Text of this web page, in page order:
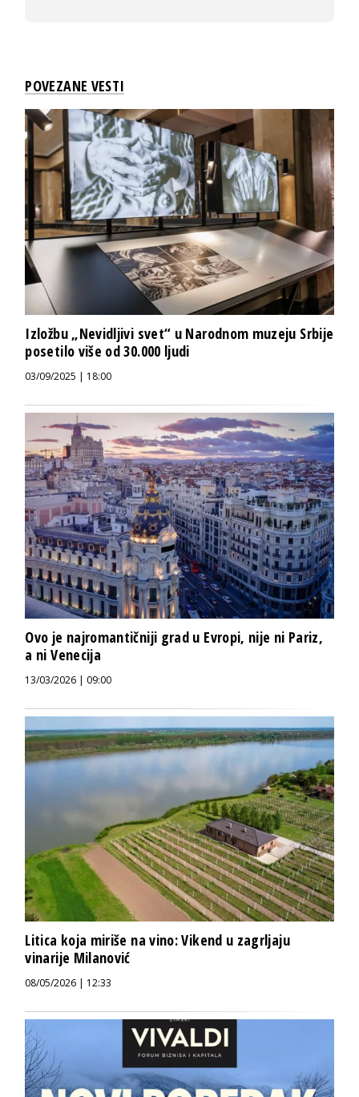
POVEZANE VESTI
Izložbu „Nevidljivi svet“ u Narodnom muzeju Srbije
posetilo više od 30.000 ljudi
03/09/2025 | 18:00
Ovo je najromantičniji grad u Evropi, nije ni Pariz,
a ni Venecija
13/03/2026 | 09:00
Litica koja miriše na vino: Vikend u zagrljaju
vinarije Milanović
08/05/2026 | 12:33